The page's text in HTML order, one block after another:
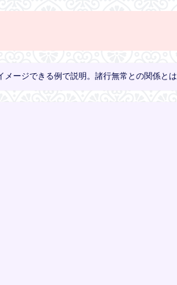
メージできる例で説明。諸行無常との関係とは